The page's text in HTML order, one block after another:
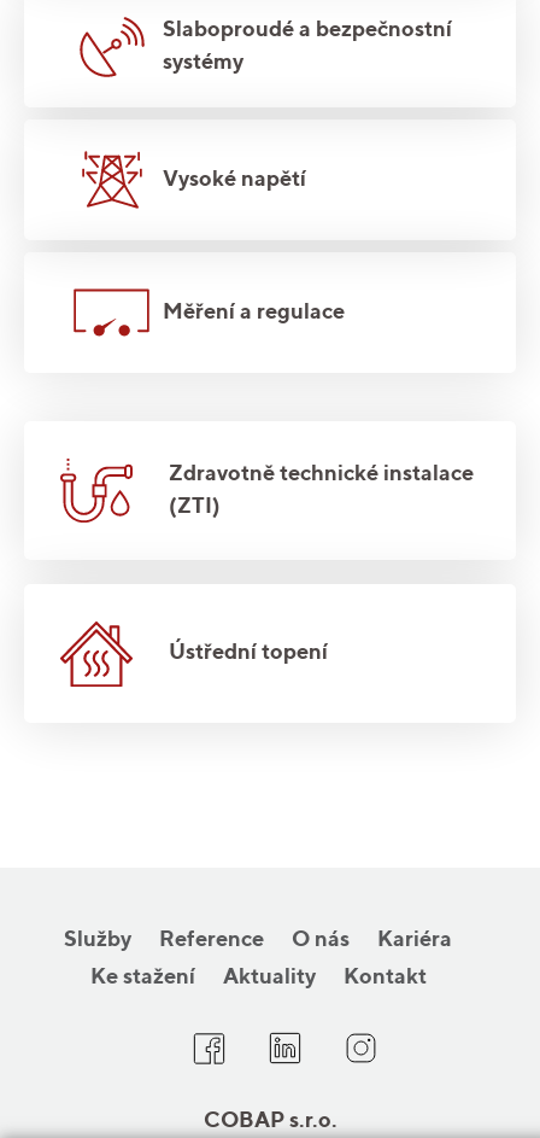
Slaboproudé a bezpečnostní
systémy
Vysoké napětí
Měření a regulace
Zdravotně technické instalace
(ZTI)
Ústřední topení
Služby Reference O nás
Kariéra
Ke stažení
Aktuality Kontakt
COBAP s.r.o.